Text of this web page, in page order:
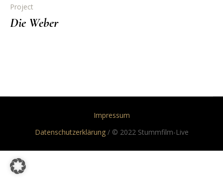
Project
Die Weber
Impressum
Datenschutzerklärung/ © 2022 Stummfilm-Live